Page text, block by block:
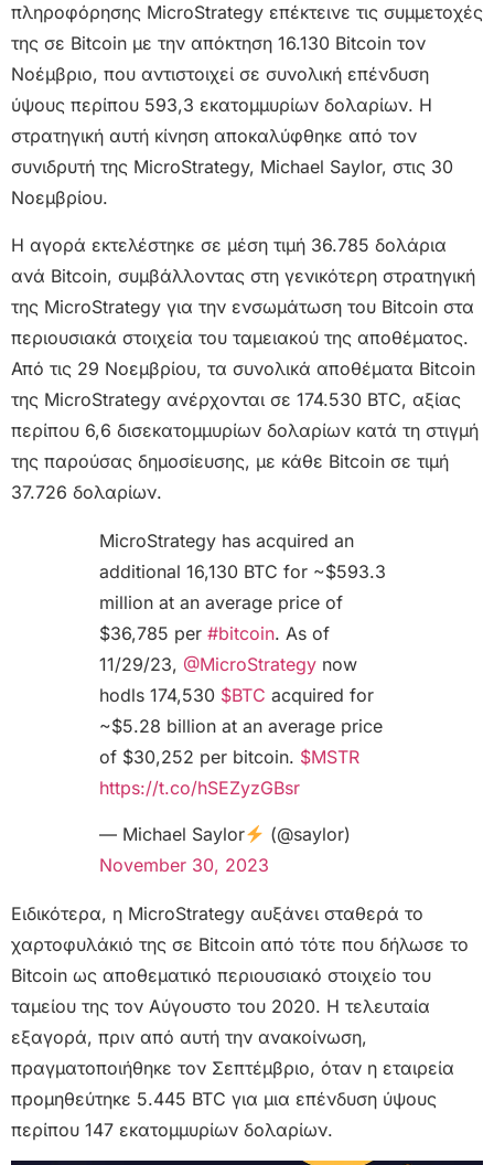
πληροφόρησης MicroStrategy επέκτεινε τις συμμετοχές
της σε Bitcoin με την απόκτηση 16.130 Bitcoin τον
Νοέμβριο, που αντιστοιχεί σε συνολική επένδυση
ύψους περίπου 593,3 εκατομμυρίων δολαρίων. Η
στρατηγική αυτή κίνηση αποκαλύφθηκε από τον
συνιδρυτή της MicroStrategy, Michael Saylor, στις 30
Νοεμβρίου.
Η αγορά εκτελέστηκε σε μέση τιμή 36.785 δολάρια
ανά Bitcoin, συμβάλλοντας στη γενικότερη στρατηγική
της MicroStrategy για την ενσωμάτωση του Bitcoin στα
περιουσιακά στοιχεία του ταμειακού της αποθέματος.
Από τις 29 Νοεμβρίου, τα συνολικά αποθέματα Bitcoin
της MicroStrategy ανέρχονται σε 174.530 BTC, αξίας
περίπου 6,6 δισεκατομμυρίων δολαρίων κατά τη στιγμή
της παρούσας δημοσίευσης, με κάθε Bitcoin σε τιμή
37.726 δολαρίων.
MicroStrategy has acquired an
additional 16,130 BTC for ~$593.3
million at an average price of
$36,785 per #bitcoin. As of
11/29/23, @MicroStrategy now
hodls 174,530 $BTC acquired for
~$5.28 billion at an average price
of $30,252 per bitcoin. $MSTR
https://t.co/hSEZyzGBsr
— Michael Saylor
(@saylor)
November 30, 2023
Ειδικότερα, η MicroStrategy αυξάνει σταθερά το
χαρτοφυλάκιό της σε Bitcoin από τότε που δήλωσε το
Bitcoin ως αποθεματικό περιουσιακό στοιχείο του
ταμείου της τον Αύγουστο του 2020. Η τελευταία
εξαγορά, πριν από αυτή την ανακοίνωση,
πραγματοποιήθηκε τον Σεπτέμβριο, όταν η εταιρεία
προμηθεύτηκε 5.445 BTC για μια επένδυση ύψους
περίπου 147 εκατομμυρίων δολαρίων.